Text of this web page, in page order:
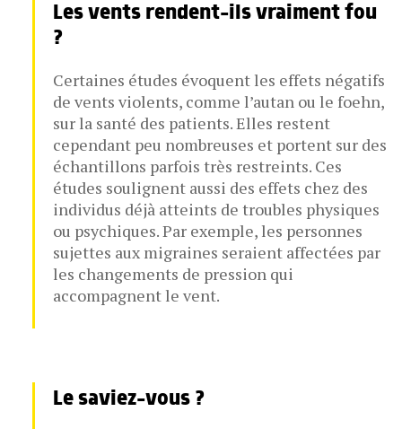
Les vents rendent-ils vraiment fou
?
Certaines études évoquent les effets négatifs
de vents violents, comme l’autan ou le foehn,
sur la santé des patients. Elles restent
cependant peu nombreuses et portent sur des
échantillons parfois très restreints. Ces
études soulignent aussi des effets chez des
individus déjà atteints de troubles physiques
ou psychiques. Par exemple, les personnes
sujettes aux migraines seraient affectées par
les changements de pression qui
accompagnent le vent.
Le saviez-vous ?